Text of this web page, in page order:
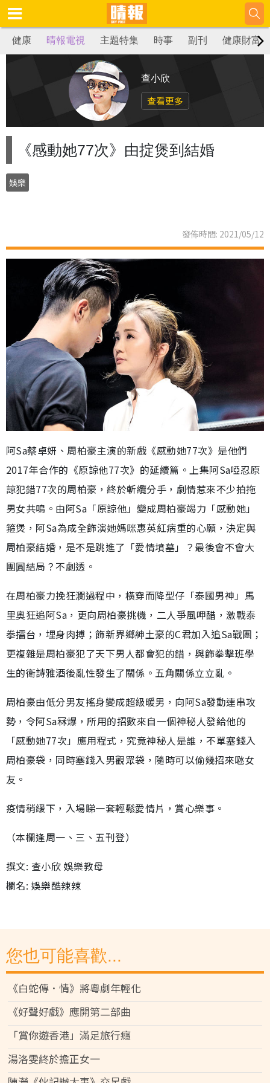
健康 晴報電視 主題特集 時事 副刊 健康財富
查小欣
查看更多
《感動她77次》由掟煲到結婚
娛樂
發佈時間: 2021/05/12
阿Sa蔡卓妍、周柏豪主演的新戲《感動她77次》是他們
2017年合作的《原諒他77次》的延續篇。上集阿Sa啞忍原
諒犯錯77次的周柏豪，終於斬纜分手，劇情惹來不少拍拖
男女共鳴。由阿Sa「原諒他」變成周柏豪竭力「感動她」
箍煲，阿Sa為成全飾演她媽咪惠英紅病重的心願，決定與
周柏豪結婚，是不是跳進了「愛情墳墓」？最後會不會大
團圓結局？不劇透。
在周柏豪力挽狂瀾過程中，橫穿而降型仔「泰國男神」馬
里奧狂追阿Sa，更向周柏豪挑機，二人爭風呷醋，激戰泰
拳擂台，埋身肉搏；飾新界鄉紳土豪的C君加入追Sa戰團；
更複雜是周柏豪犯了天下男人都會犯的錯，與飾拳擊班學
生的衛詩雅酒後亂性發生了關係。五角關係立立亂。
周柏豪由低分男友搖身變成超級暖男，向阿Sa發動連串攻
勢，令阿Sa冧爆，所用的招數來自一個神秘人發給他的
「感動她77次」應用程式，究竟神秘人是誰，不單塞錢入
周柏豪袋，同時塞錢入男觀眾袋，隨時可以偷幾招來𠱁女
友。
疫情稍緩下，入場睇一套輕鬆愛情片，賞心樂事。
（本欄逢周一、三、五刊登）
撰文: 查小欣 娛樂教母
欄名: 娛樂酷辣辣
您也可能喜歡...
《白蛇傳．情》將粵劇年輕化
《好聲好戲》應開第二部曲
「賞你遊香港」滿足旅行癮
湯洛雯終於擔正女一